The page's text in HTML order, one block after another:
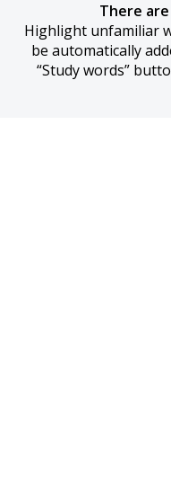
There
Highlight unfamiliar
be automatically
“Study words”